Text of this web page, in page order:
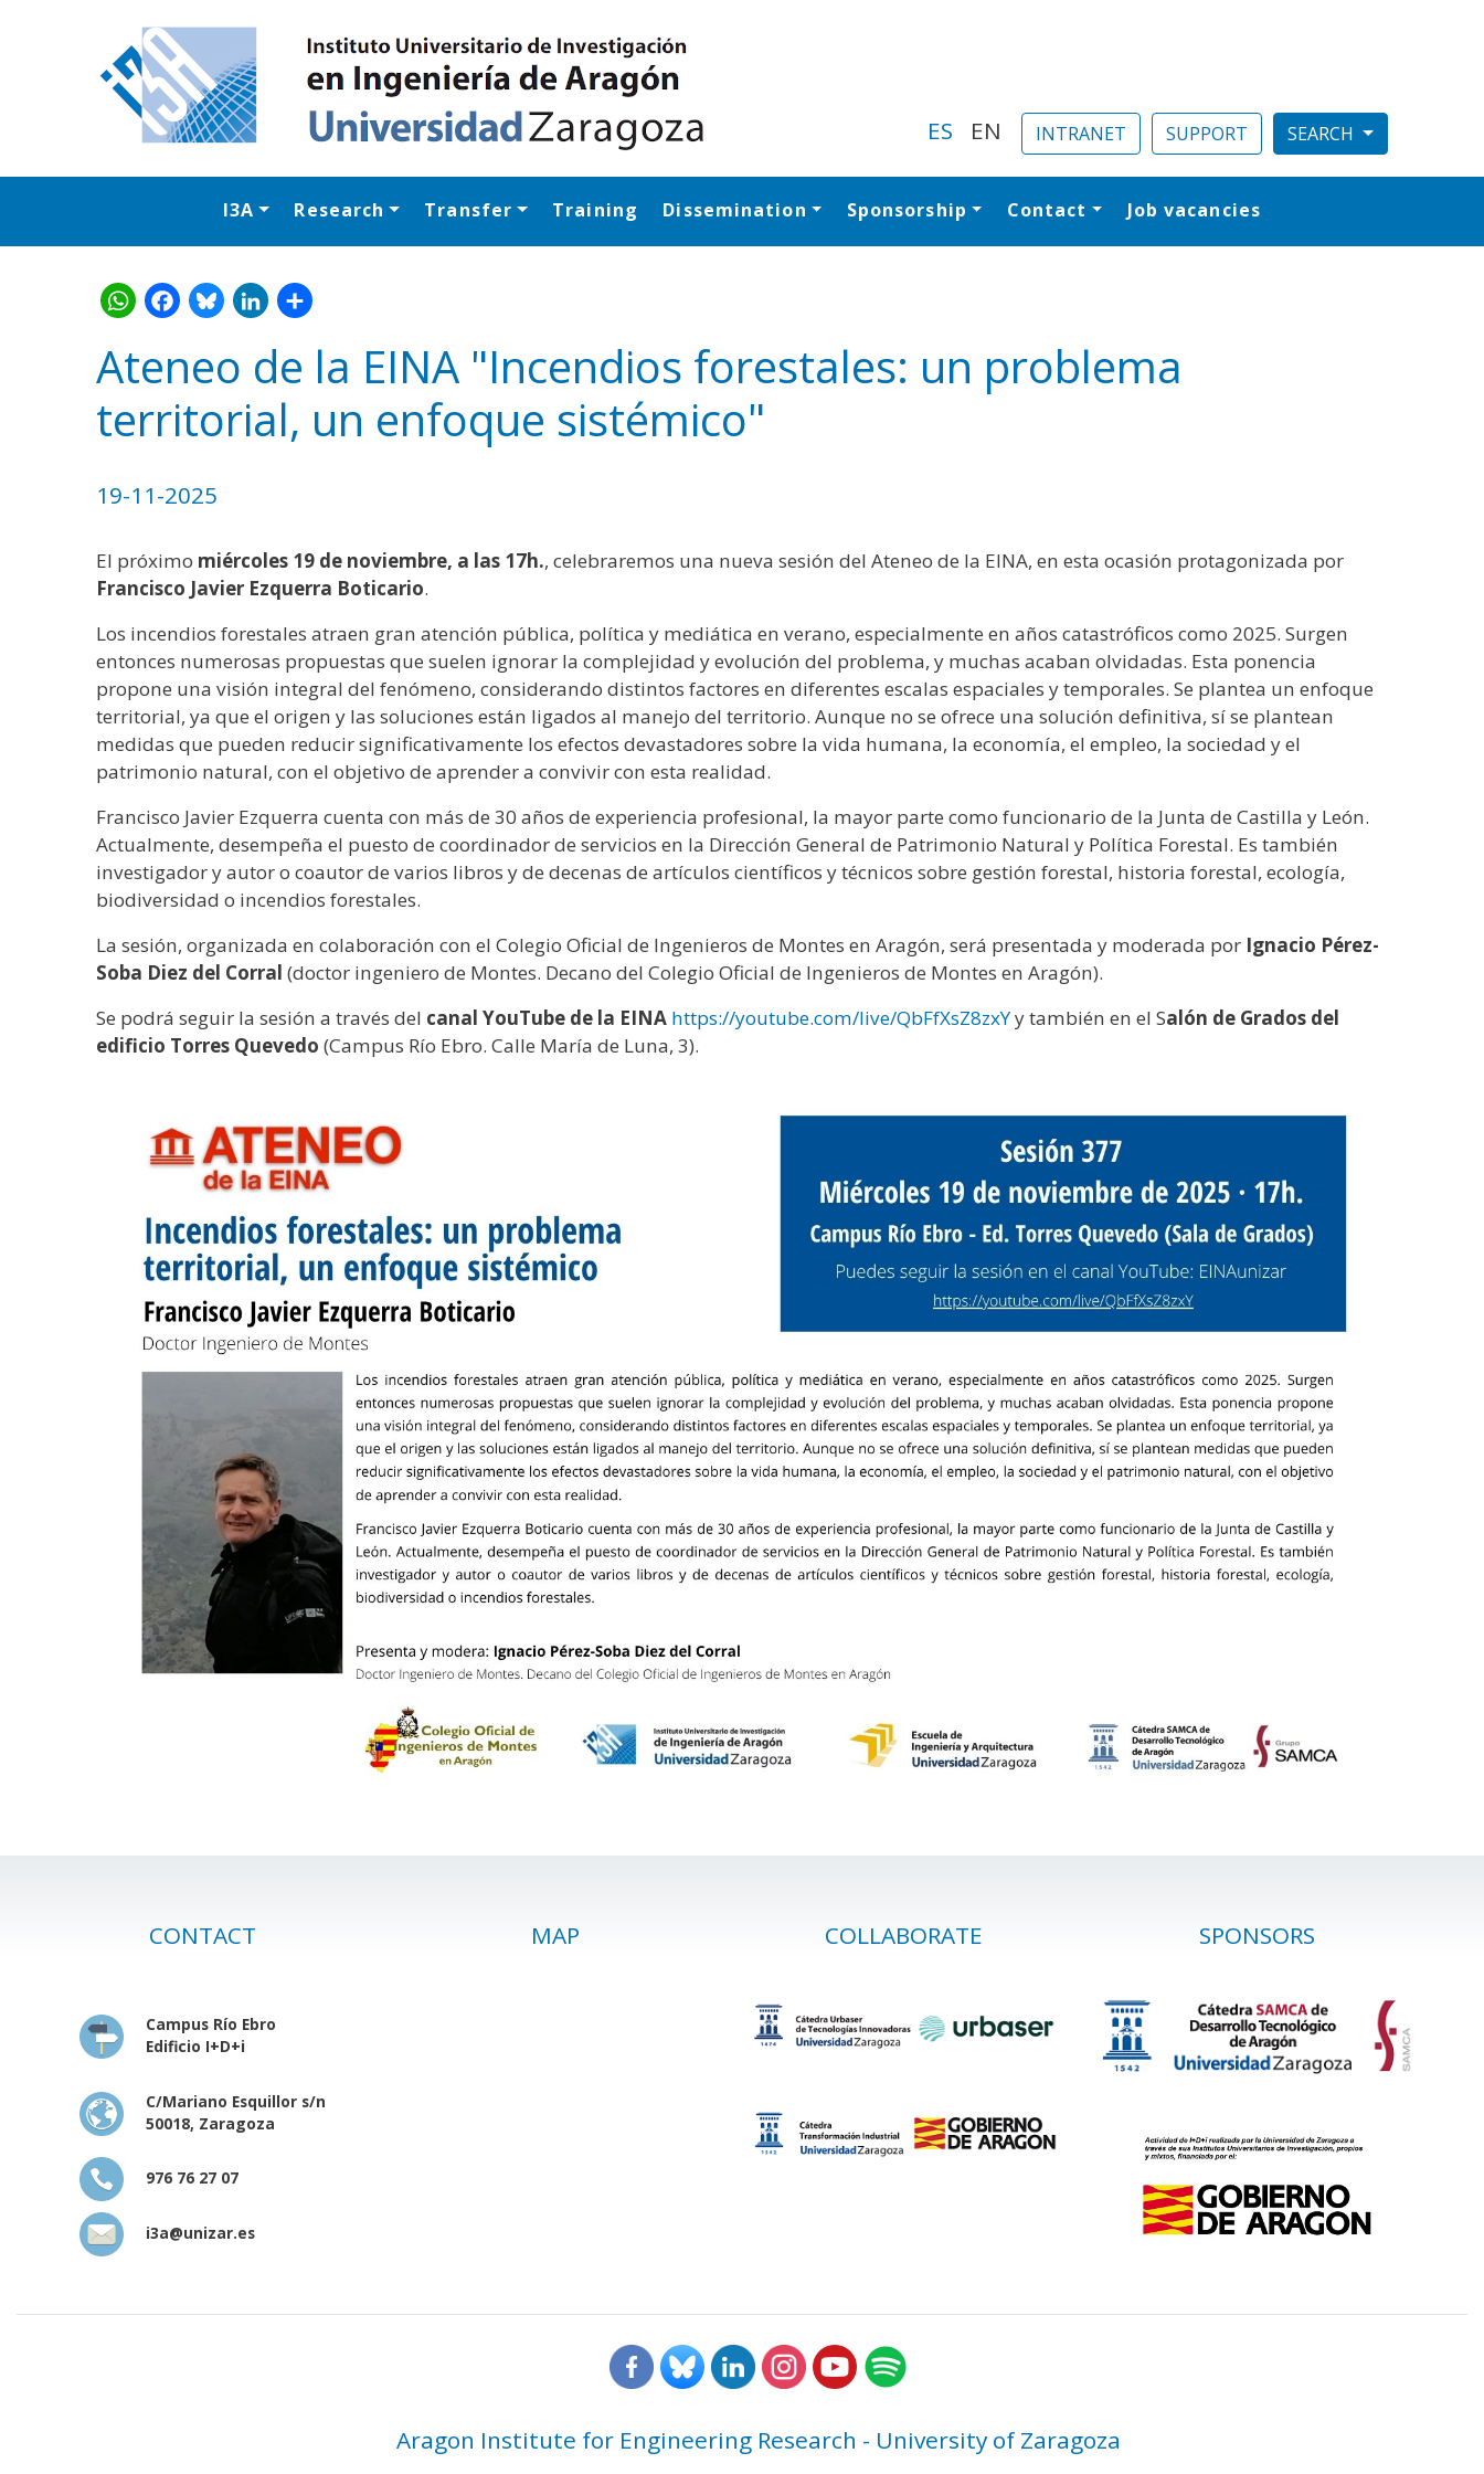
ES EN INTRANET SUPPORT
Navegación principal
I3A Research Transfer Training Dissemination Sponsorship Contact Job vacancies
WhatsApp
Facebook
Bluesky
LinkedIn
Share
Ateneo de la EINA "Incendios forestales: un problema
territorial, un enfoque sistémico"
19-11-2025
El próximo miércoles 19 de noviembre, a las 17h., celebraremos una nueva sesión del Ateneo de la EINA, en esta ocasión protagonizada por
Francisco Javier Ezquerra Boticario.
Los incendios forestales atraen gran atención pública, política y mediática en verano, especialmente en años catastróficos como 2025. Surgen
entonces numerosas propuestas que suelen ignorar la complejidad y evolución del problema, y muchas acaban olvidadas. Esta ponencia
propone una visión integral del fenómeno, considerando distintos factores en diferentes escalas espaciales y temporales. Se plantea un enfoque
territorial, ya que el origen y las soluciones están ligados al manejo del territorio. Aunque no se ofrece una solución definitiva, sí se plantean
medidas que pueden reducir significativamente los efectos devastadores sobre la vida humana, la economía, el empleo, la sociedad y el
patrimonio natural, con el objetivo de aprender a convivir con esta realidad.
Francisco Javier Ezquerra cuenta con más de 30 años de experiencia profesional, la mayor parte como funcionario de la Junta de Castilla y León.
Actualmente, desempeña el puesto de coordinador de servicios en la Dirección General de Patrimonio Natural y Política Forestal. Es también
investigador y autor o coautor de varios libros y de decenas de artículos científicos y técnicos sobre gestión forestal, historia forestal, ecología,
biodiversidad o incendios forestales.
La sesión, organizada en colaboración con el Colegio Oficial de Ingenieros de Montes en Aragón, será presentada y moderada por Ignacio Pérez-
Soba Diez del Corral (doctor ingeniero de Montes. Decano del Colegio Oficial de Ingenieros de Montes en Aragón).
Se podrá seguir la sesión a través del canal YouTube de la EINA https://youtube.com/live/QbFfXsZ8zxYy también en el Salón de Grados del
edificio Torres Quevedo (Campus Río Ebro. Calle María de Luna, 3).
CONTACT
Campus Río Ebro
Edificio I+D+i
C/Mariano Esquillor s/n
50018, Zaragoza
976 76 27 07
i3a@unizar.es
MAP COLLABORATE SPONSORS
Aragon Institute for Engineering Research - University of Zaragoza